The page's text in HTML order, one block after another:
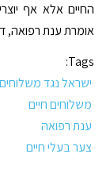
החיים אלא אף
אומרת ענת רפואה,
Tags:
ישראל נגד
משלוחים חיים
ענת רפואה
צער בעלי חיים